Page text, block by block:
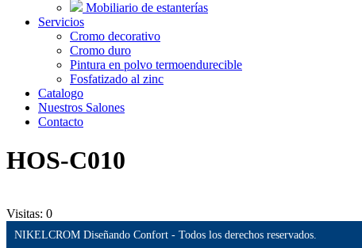
Mobiliario de estanterías
Servicios
Cromo decorativo
Cromo duro
Pintura en polvo termoendurecible
Fosfatizado al zinc
Catalogo
Nuestros Salones
Contacto
HOS-C010
Visitas: 0
NIKELCROM Diseñando Confort - Todos los derechos reservados.